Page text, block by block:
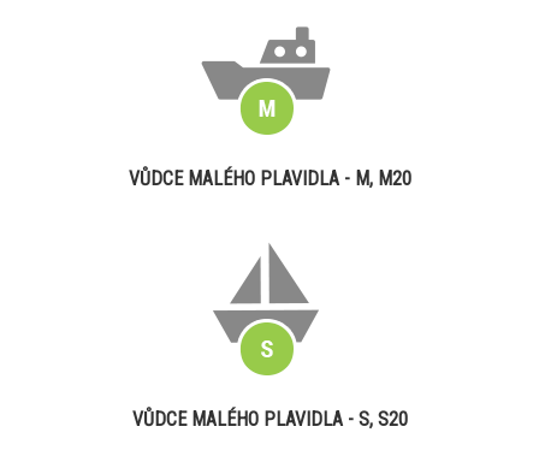
VŮDCE MALÉHO PLAVIDLA - M, M20
VŮDCE MALÉHO PLAVIDLA - S, S20